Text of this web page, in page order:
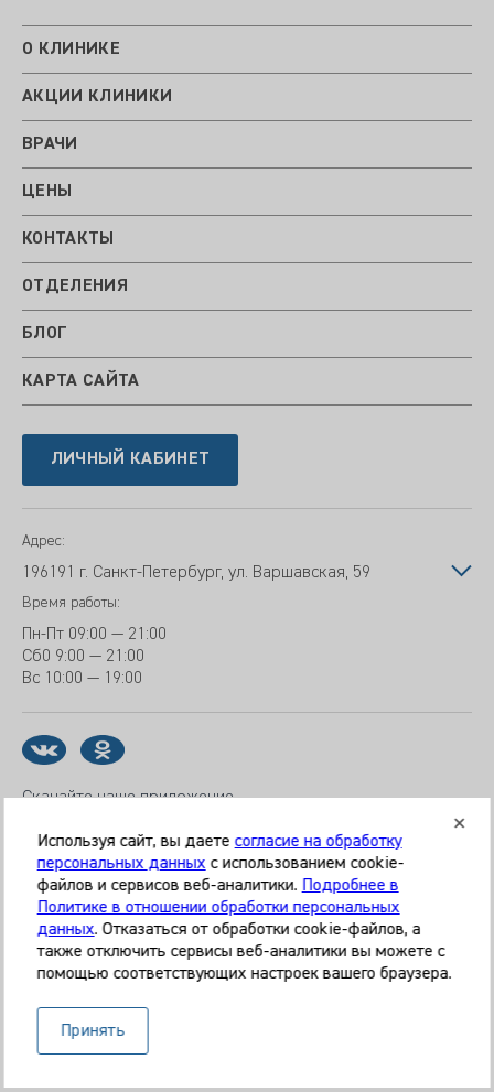
О КЛИНИКЕ
АКЦИИ КЛИНИКИ
ВРАЧИ
ЦЕНЫ
КОНТАКТЫ
ОТДЕЛЕНИЯ
БЛОГ
КАРТА САЙТА
ЛИЧНЫЙ КАБИНЕТ
Адрес:
196191 г. Санкт-Петербург, ул. Варшавская, 59
Время работы:
Пн-Пт 09:00 — 21:00
Сб0 9:00 — 21:00
Вс 10:00 — 19:00
Скачайте наше приложение
© 2026 Клиника «МЕДИКАЛ ОН ГРУП»
Все права защищены
Информация, представленная на сайте, является
постановки диагноза, назначения лечения. Необходима
очная консультация специалиста. Используя данный сайт,
вы даёте согласие на обработку ваших данных сервисом
Используя сайт, вы даете согласие на обработку
персональных данныхс использованием cookie-
файлов и сервисов веб-аналитики. Подробнее в
Политике в отношении обработки персональных
данных. Отказаться от обработки cookie-файлов, а
также отключить сервисы веб-аналитики вы можете с
помощью соответствующих настроек вашего браузера.
Принять